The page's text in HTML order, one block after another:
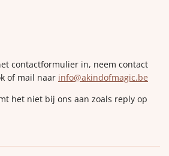
contactformulier in, neem contact
of mail naar info@akindofmagic.be
het niet bij ons aan zoals reply op